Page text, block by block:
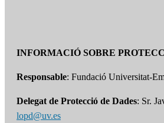
INFORMACIÓ SOBRE
Responsable: Fundació Universitat-
Delegat de Protecció de Dades: Sr.
lopd@uv.es